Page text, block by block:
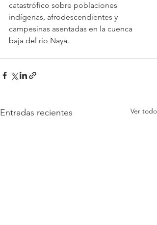
catastrófico sobre poblaciones
indígenas, afrodescendientes y
campesinas asentadas en la cuenca
baja del río Naya.
Entradas recientes Ver todo